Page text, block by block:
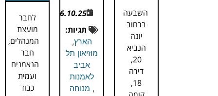
השבעה
ברחוב
יונה
הנביא
20,
דירה
18,
6.10.25
תגיות:
הארץ,
מוזיאון תל
אביב
לאמנות
, מנוחה
לחבר
מועצת
המנהלים,
חבר
הנאמנים
ועמית
כבוד